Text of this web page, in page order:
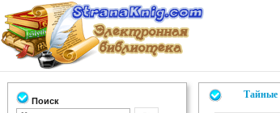
Поиск
Тайные